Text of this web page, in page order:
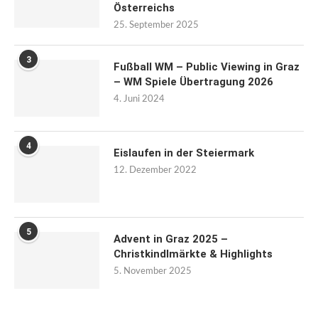
Österreichs
25. September 2025
3
Fußball WM – Public Viewing in Graz
– WM Spiele Übertragung 2026
4. Juni 2024
4
Eislaufen in der Steiermark
12. Dezember 2022
5
Advent in Graz 2025 –
Christkindlmärkte & Highlights
5. November 2025